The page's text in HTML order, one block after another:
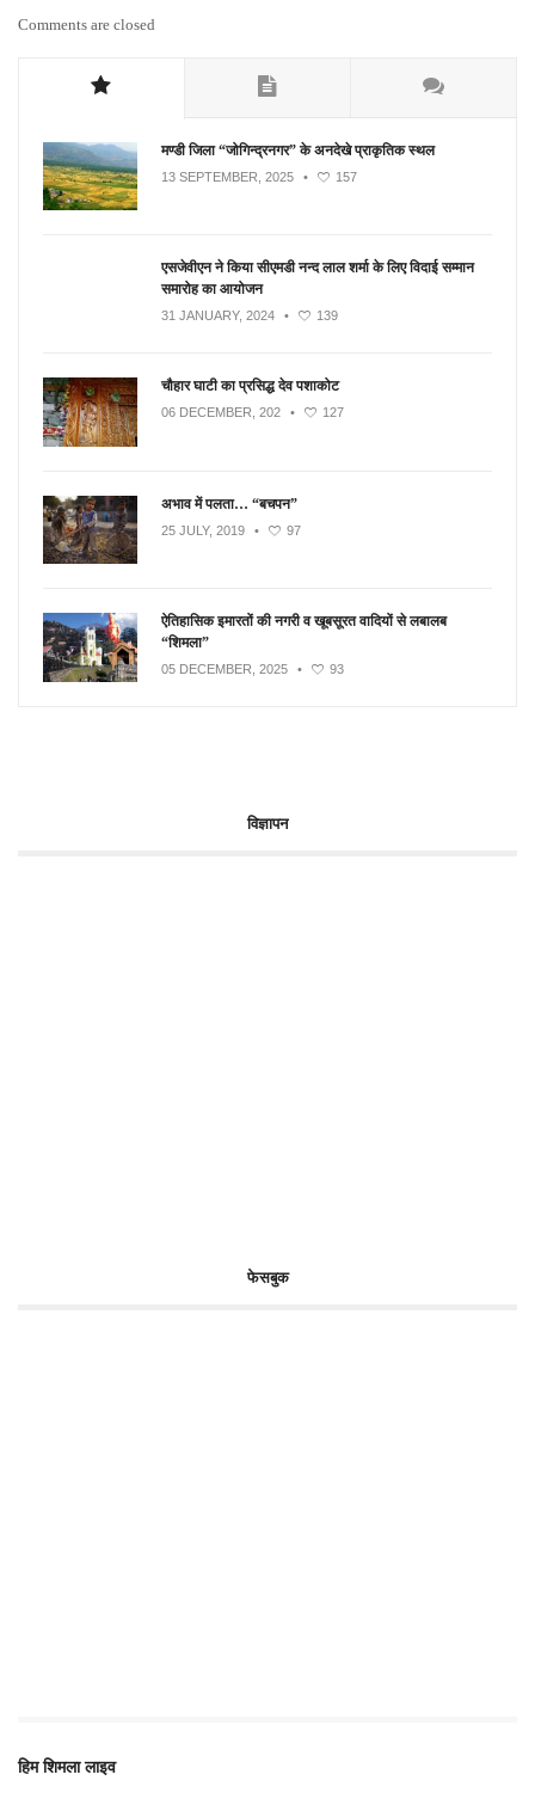
Comments are closed
मण्डी जिला “जोगिन्द्रनगर” के अनदेखे प्राकृतिक स्थल
13 SEPTEMBER, 2025 • 157
एसजेवीएन ने किया सीएमडी नन्‍द लाल शर्मा के लिए विदाई सम्मान
समारोह का आयोजन
31 JANUARY, 2024 • 139
चौहार घाटी का प्रसिद्ध देव पशाकोट
06 DECEMBER, 202 • 127
अभाव में पलता… “बचपन”
25 JULY, 2019 • 97
ऐतिहासिक इमारतों की नगरी व खूबसूरत वादियों से लबालब
“शिमला”
05 DECEMBER, 2025 • 93
विज्ञापन
फेसबुक
हिम शिमला लाइव